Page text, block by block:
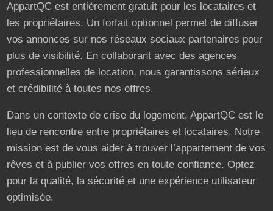
AppartQC est entièrement gratuit pour les locataires et
les propriétaires. Un forfait optionnel permet de diffuser
vos annonces sur nos réseaux sociaux partenaires pour
plus de visibilité. En collaborant avec des agences
professionnelles de location, nous garantissons sérieux
et crédibilité à toutes nos offres.
Dans un contexte de crise du logement, AppartQC est le
lieu de rencontre entre propriétaires et locataires. Notre
mission est de vous aider à trouver l’appartement de vos
rêves et à publier vos offres en toute confiance. Optez
pour la qualité, la sécurité et une expérience utilisateur
optimisée.